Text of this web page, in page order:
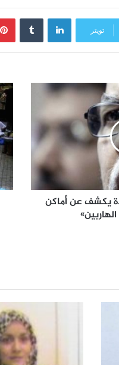
تويتر
لينكدإن
يكشف عن أماكن